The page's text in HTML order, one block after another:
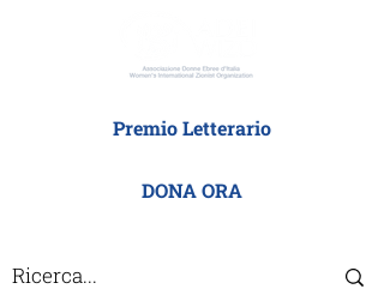
Premio Letterario
DONA ORA